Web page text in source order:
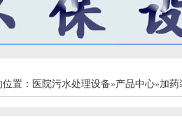
置： 医院污水处理设备»产品中心»加药